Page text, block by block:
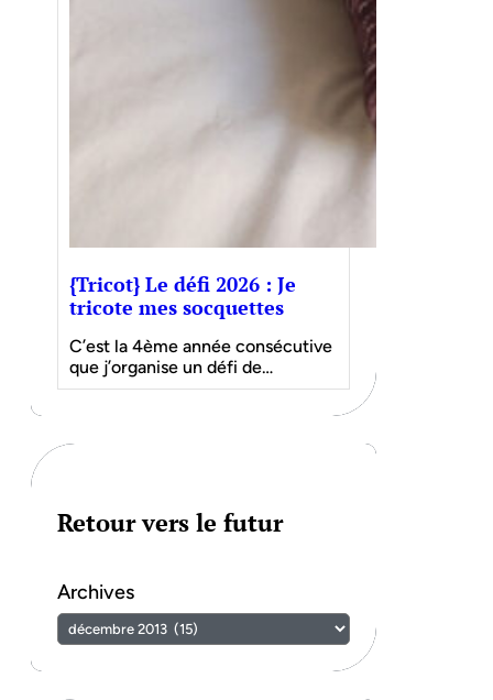
{Tricot} Le défi 2026 : Je
tricote mes socquettes
C’est la 4ème année consécutive
que j’organise un défi de…
Retour vers le futur
Archives